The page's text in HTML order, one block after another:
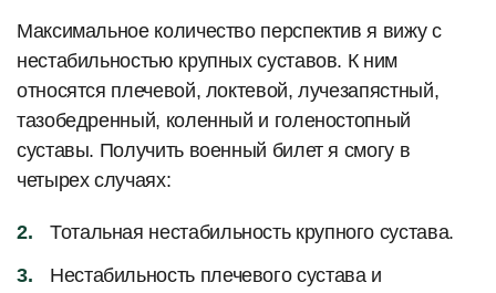
Максимальное количество перспектив я вижу с
нестабильностью крупных суставов. К ним
относятся плечевой, локтевой, лучезапястный,
тазобедренный, коленный и голеностопный
суставы. Получить военный билет я смогу в
четырех случаях:
Тотальная нестабильность крупного сустава.
Нестабильность плечевого сустава и